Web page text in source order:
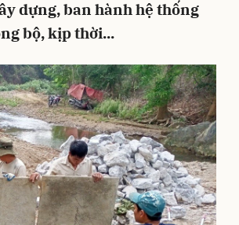
dựng, ban hành hệ thống
bộ, kịp thời...